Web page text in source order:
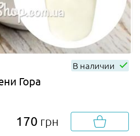
В наличии
Гора
170 грн